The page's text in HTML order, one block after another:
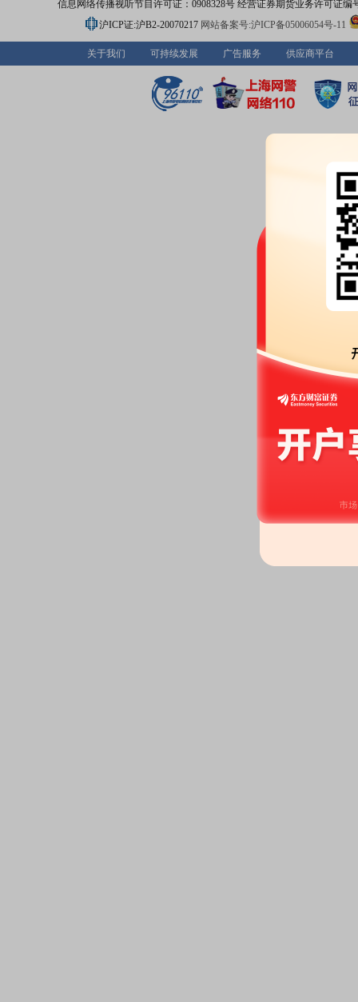
信息网络传播视听节目许可证：0908328号 经营证券期货业务许可证编
沪ICP证:沪B2-20070217 网站备案号:沪ICP备05006054号-11
关于我们 可持续发展 广告服务 供应商平台